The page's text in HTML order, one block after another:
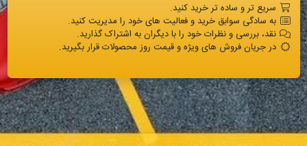
سریع تر و ساده تر خرید کنید.
به سادگی سوابق خرید و فعالیت های خود را مدیریت کنید.
نقد، بررسی و نظرات خود را با دیگران به اشتراک گذارید.
در جریان فروش های ویژه و قیمت روز محصولات قرار بگیرید.